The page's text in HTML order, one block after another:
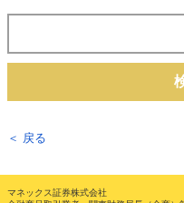
＜ 戻る
マネックス証券株式会社